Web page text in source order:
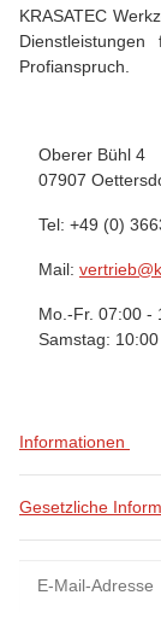
KRASATEC
Profianspruch.
Oberer Bühl 4
07907
Tel: +49 (0)
Mail:
Mo.-Fr. 07:00 -
Samstag:
Informationen
Gesetzliche